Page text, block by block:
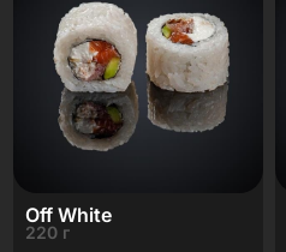
Off White
220 г